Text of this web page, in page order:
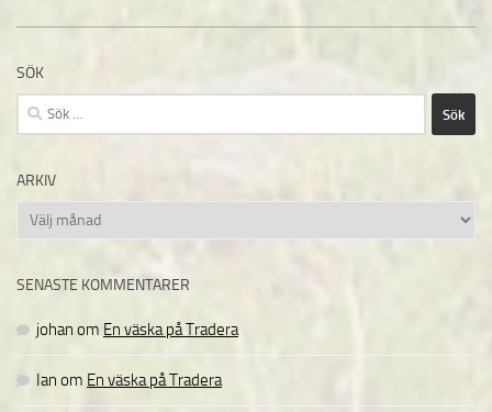
SÖK
Sök
efter:
ARKIV
Arkiv
SENASTE KOMMENTARER
johan om En väska på Tradera
Ian om En väska på Tradera